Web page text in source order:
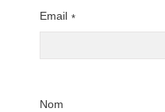
Email *
Nom